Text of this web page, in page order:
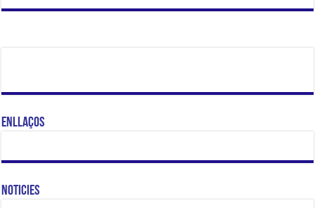
Enllaços
Noticies